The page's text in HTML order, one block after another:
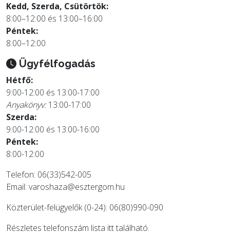
Kedd, Szerda, Csütörtök:
8:00–12:00 és 13:00–16:00
Péntek:
8:00–12:00
Ügyfélfogadás
Hétfő:
9:00-12:00 és 13:00-17:00
Anyakönyv:13:00-17:00
Szerda:
9:00-12:00 és 13:00-16:00
Péntek:
8:00-12:00
Telefon: 06(33)542-005
Email: varoshaza@esztergom.hu
Közterület-felügyelők (0-24): 06(80)990-090
Részletes telefonszám lista itttalálható.